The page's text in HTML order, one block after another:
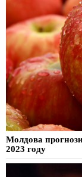
Молдова
2023 году